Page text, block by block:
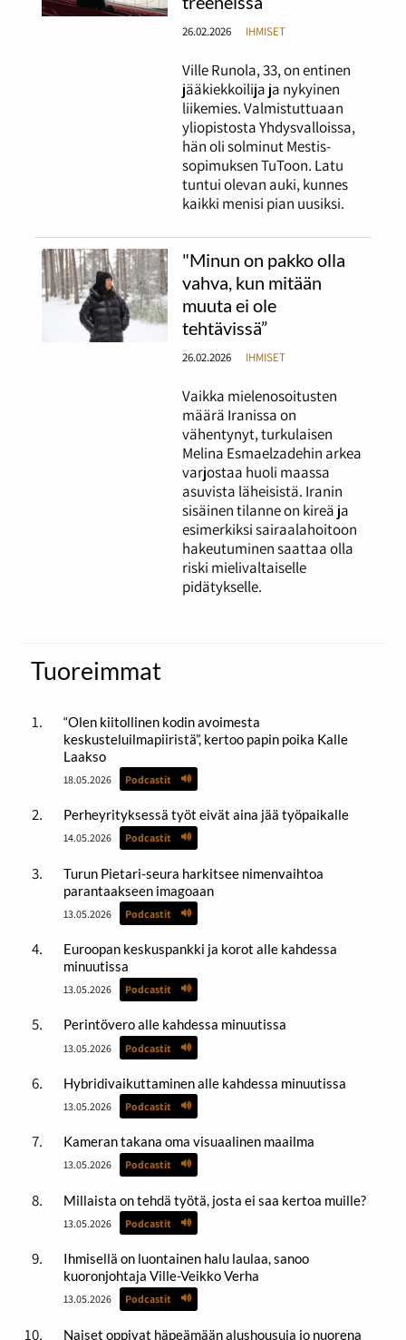
26.02.2026 IHMISET
Ville Runola, 33, on entinen
jääkiekkoilija ja nykyinen
liikemies. Valmistuttuaan
yliopistosta Yhdysvalloissa,
hän oli solminut Mestis-
sopimuksen TuToon. Latu
tuntui olevan auki, kunnes
kaikki menisi pian uusiksi.
"Minun on pakko olla
vahva, kun mitään
muuta ei ole
tehtävissä”
26.02.2026 IHMISET
Vaikka mielenosoitusten
määrä Iranissa on
vähentynyt, turkulaisen
Melina Esmaelzadehin arkea
varjostaa huoli maassa
asuvista läheisistä. Iranin
sisäinen tilanne on kireä ja
esimerkiksi sairaalahoitoon
hakeutuminen saattaa olla
riski mielivaltaiselle
pidätykselle.
Tuoreimmat
“Olen kiitollinen kodin avoimesta
keskusteluilmapiiristä”, kertoo papin poika Kalle
Laakso
18.05.2026 Podcastit
Perheyrityksessä työt eivät aina jää työpaikalle
14.05.2026 Podcastit
Turun Pietari-seura harkitsee nimenvaihtoa
parantaakseen imagoaan
13.05.2026 Podcastit
Euroopan keskuspankki ja korot alle kahdessa
minuutissa
13.05.2026 Podcastit
Perintövero alle kahdessa minuutissa
13.05.2026 Podcastit
Hybridivaikuttaminen alle kahdessa minuutissa
13.05.2026 Podcastit
Kameran takana oma visuaalinen maailma
13.05.2026 Podcastit
Millaista on tehdä työtä, josta ei saa kertoa muille?
13.05.2026 Podcastit
Ihmisellä on luontainen halu laulaa, sanoo
kuoronjohtaja Ville-Veikko Verha
13.05.2026 Podcastit
Naiset oppivat häpeämään alushousuja jo nuorena